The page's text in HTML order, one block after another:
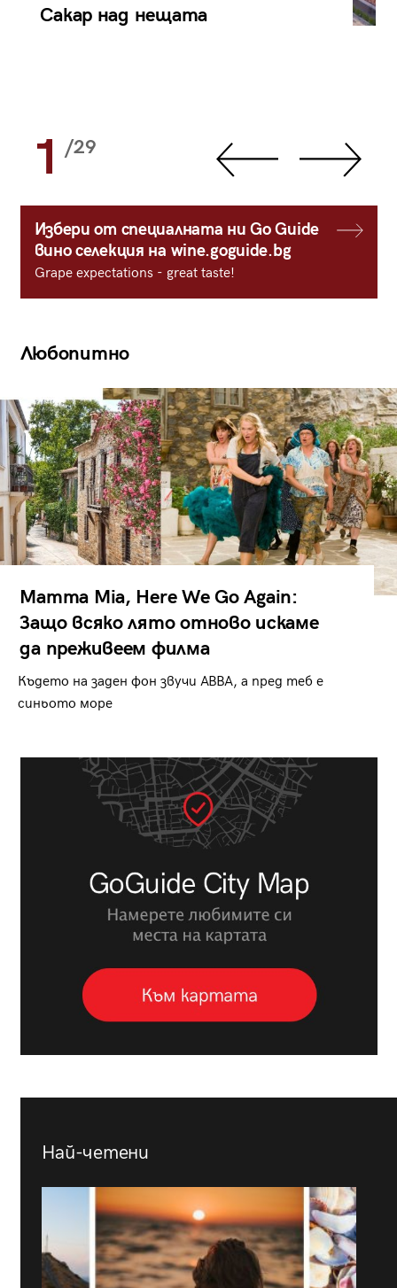
Сакар над нещата
1 /29
Избери от специалната ни Go Guide
вино селекция на wine.goguide.bg
Grape expectations - great taste!
Любопитно
Mamma Mia, Here We Go Again:
Защо всяко лято отново искаме
да преживеем филма
Където на заден фон звучи ABBA, а пред теб е
синьото море
Най-четени